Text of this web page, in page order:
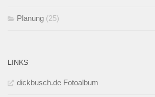
Planung (25)
LINKS
dickbusch.de Fotoalbum